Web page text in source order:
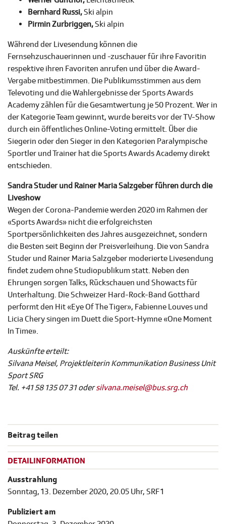
Bernhard Russi,Ski alpin
Pirmin Zurbriggen,Ski alpin
Während der Livesendung können die
Fernsehzuschauerinnen und -zuschauer für ihre Favoritin
respektive ihren Favoriten anrufen und über die Award-
Vergabe mitbestimmen. Die Publikumsstimmen aus dem
Televoting und die Wahlergebnisse der Sports Awards
Academy zählen für die Gesamtwertung je 50 Prozent. Wer in
der Kategorie Team gewinnt, wurde bereits vor der TV-Show
durch ein öffentliches Online-Voting ermittelt. Über die
Siegerin oder den Sieger in den Kategorien Paralympische
Sportler und Trainer hat die Sports Awards Academy direkt
entschieden.
Sandra Studer und Rainer Maria Salzgeber führen durch die
Liveshow
Wegen der Corona-Pandemie werden 2020 im Rahmen der
«Sports Awards» nicht die erfolgreichsten
Sportpersönlichkeiten des Jahres ausgezeichnet, sondern
die Besten seit Beginn der Preisverleihung. Die von Sandra
Studer und Rainer Maria Salzgeber moderierte Livesendung
findet zudem ohne Studiopublikum statt. Neben den
Ehrungen sorgen Talks, Rückschauen und Showacts für
Unterhaltung. Die Schweizer Hard-Rock-Band Gotthard
performt den Hit «Eye Of The Tiger», Fabienne Louves und
Licia Chery singen im Duett die Sport-Hymne «One Moment
In Time».
Auskünfte erteilt:
Silvana Meisel, Projektleiterin Kommunikation Business Unit
Sport SRG
Tel. +41 58 135 07 31 odersilvana.meisel@bus.srg.ch
Beitrag teilen
DETAILINFORMATION
Ausstrahlung
Sonntag, 13. Dezember 2020, 20.05 Uhr, SRF 1
Publiziert am